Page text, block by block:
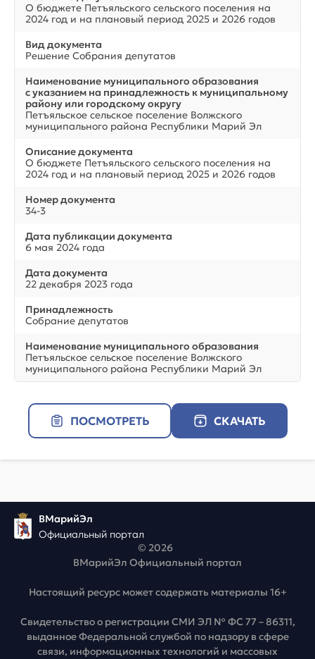
О бюджете Петъяльского сельского поселения на
2024 год и на плановый период 2025 и 2026 годов
Вид документа
Решение Собрания депутатов
Наименование муниципального образования
с указанием на принадлежность к муниципальному
району или городскому округу
Петъяльское сельское поселение Волжского
муниципального района Республики Марий Эл
Описание документа
О бюджете Петъяльского сельского поселения на
2024 год и на плановый период 2025 и 2026 годов
Номер документа
34-3
Дата публикации документа
6 мая 2024 года
Дата документа
22 декабря 2023 года
Принадлежность
Собрание депутатов
Наименование муниципального образования
Петъяльское сельское поселение Волжского
муниципального района Республики Марий Эл
ПОСМОТРЕТЬ СКАЧАТЬ
ВМарийЭл
Официальный портал
© 2026
ВМарийЭл Официальный портал
Настоящий ресурс может содержать материалы 16+
Свидетельство о регистрации СМИ ЭЛ № ФС 77 – 86311,
выданное Федеральной службой по надзору в сфере
связи, информационных технологий и массовых